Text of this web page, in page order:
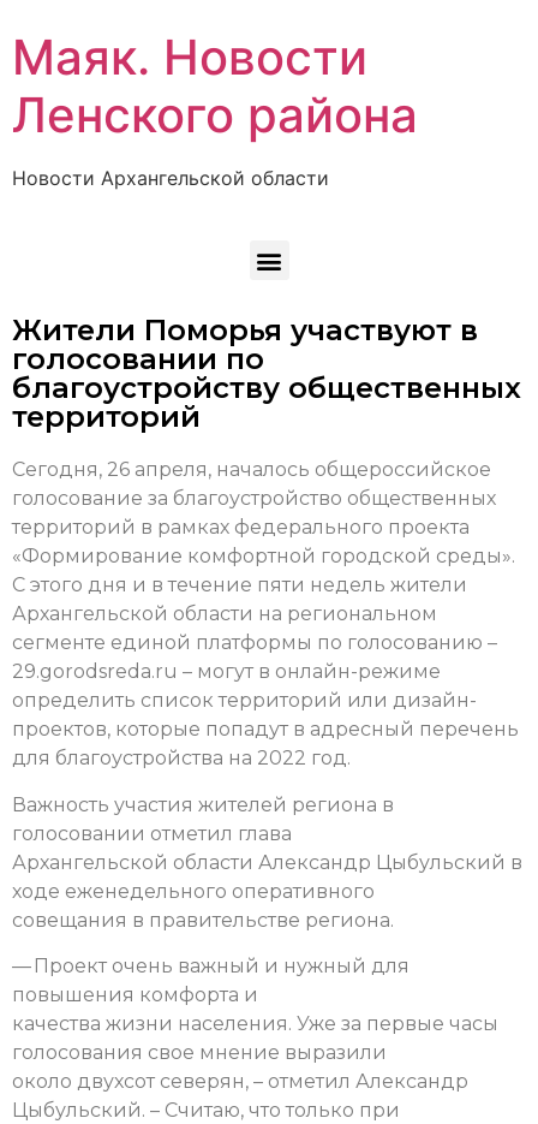
Маяк. Новости
Ленского района
Новости Архангельской области
Жители Поморья участвуют в
голосовании по
благоустройству общественных
территорий
Сегодня, 26 апреля, началось общероссийское
голосование за благоустройство общественных
территорий в рамках федерального проекта
«Формирование комфортной городской среды».
С этого дня и в течение пяти недель жители
Архангельской области на региональном
сегменте единой платформы по голосованию –
29.gorodsreda.ru – могут в онлайн-режиме
определить список территорий или дизайн-
проектов, которые попадут в адресный перечень
для благоустройства на 2022 год.
Важность участия жителей региона в
голосовании отметил глава
Архангельской области Александр Цыбульский в
ходе еженедельного оперативного
совещания в правительстве региона.
— Проект очень важный и нужный для
повышения комфорта и
качества жизни населения. Уже за первые часы
голосования свое мнение выразили
около двухсот северян, – отметил Александр
Цыбульский. – Считаю, что только при